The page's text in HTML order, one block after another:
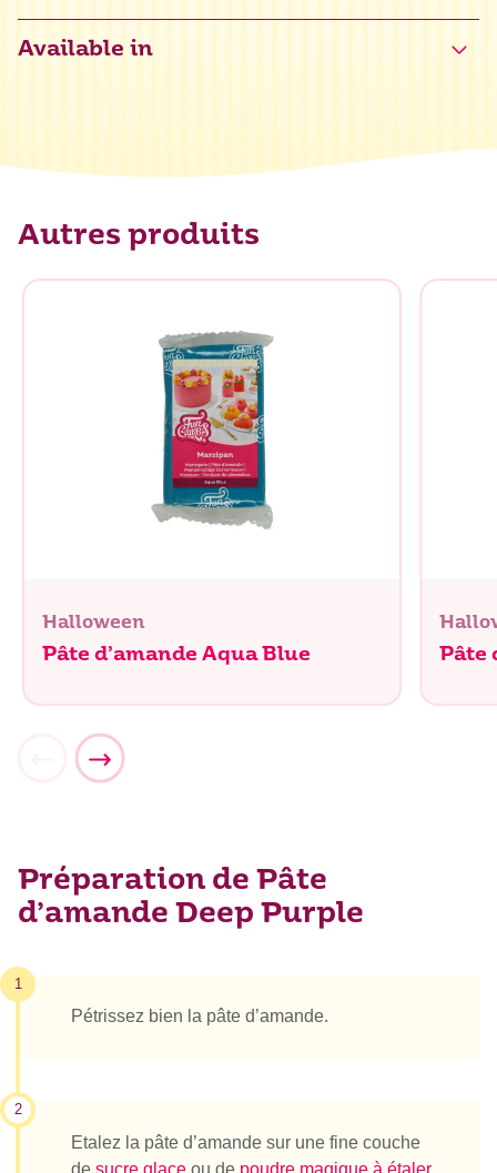
Glucides
Protéines
Sel
0,1 g
Available in
Autres produits
Halloween
Pâte d’amande Aqua Blue Pâte
Préparation de Pâte
d’amande Deep Purple
1
Pétrissez bien la pâte d’amande.
2
Etalez la pâte d’amande sur une fine couche
de sucre glace ou de poudre magique à étaler.